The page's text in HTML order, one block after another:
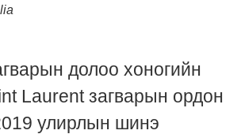
долоо хоногийн
Laurent загварын ордон
улирлын шинэ